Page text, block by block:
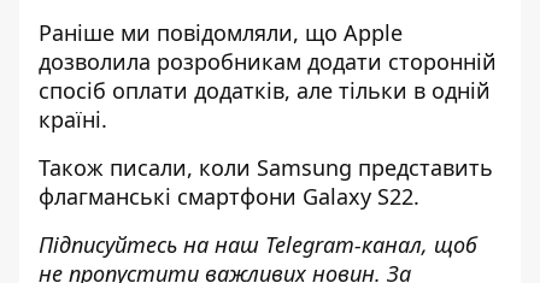
Раніше ми повідомляли, що Apple
дозволила розробникам додати сторонній
спосіб оплати додатків, але тільки в одній
країні.
Також писали, коли Samsung представить
флагманські смартфони Galaxy S22.
Підписуйтесь на наш Telegram-канал, щоб
не пропустити важливих новин. За